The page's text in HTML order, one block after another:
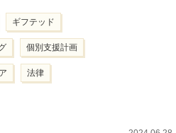
ギフテッド
個別支援計画
法律